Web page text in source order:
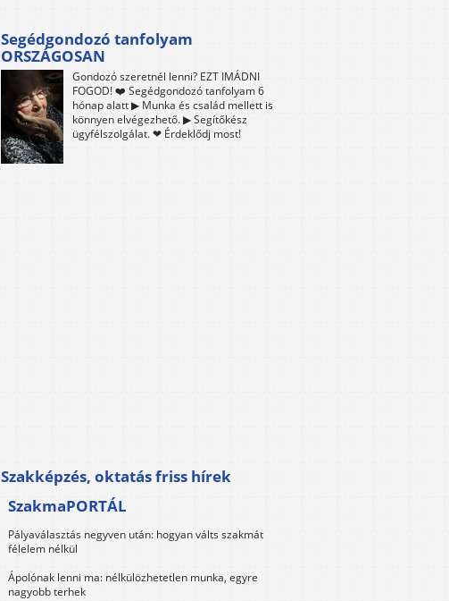
Segédgondozó tanfolyam
ORSZÁGOSAN
Gondozó szeretnél lenni? EZT IMÁDNI
FOGOD! ❤️ Segédgondozó tanfolyam 6
hónap alatt ▶ Munka és család mellett is
könnyen elvégezhető. ▶ Segítőkész
ügyfélszolgálat. ❤ Érdeklődj most!
Szakképzés, oktatás friss hírek
SzakmaPORTÁL
Pályaválasztás negyven után: hogyan válts szakmát
félelem nélkül
Ápolónak lenni ma: nélkülözhetetlen munka, egyre
nagyobb terhek